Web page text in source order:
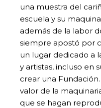
una muestra del
escuela y su
además de la labor
siempre apostó por
un lugar dedicado a
y artistas, incluso en
crear una
valor de la
que se hagan